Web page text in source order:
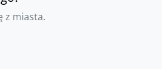
z miasta.